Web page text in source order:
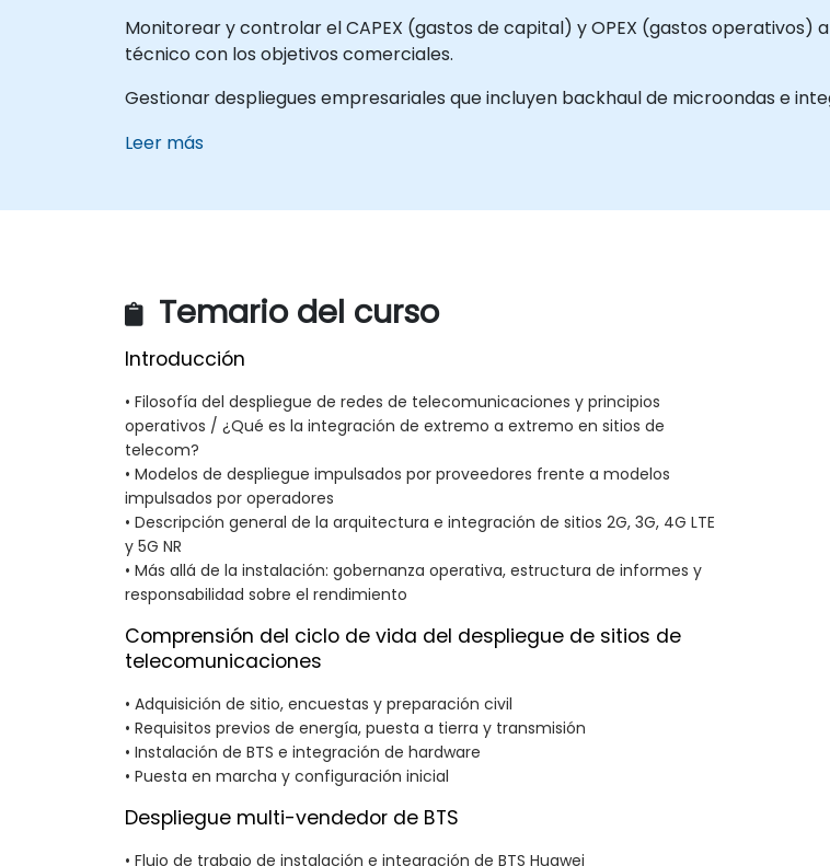
Monitorear y controlar el CAPEX (gastos de capital) y OPEX (gastos operativos)
técnico con los objetivos comerciales.
Gestionar despliegues empresariales que incluyen backhaul de microondas e
Leer más
Temario del curso
Introducción
• Filosofía del despliegue de redes de telecomunicaciones y principios
operativos / ¿Qué es la integración de extremo a extremo en sitios de
telecom?
• Modelos de despliegue impulsados por proveedores frente a modelos
impulsados por operadores
• Descripción general de la arquitectura e integración de sitios 2G, 3G, 4G LTE
y 5G NR
• Más allá de la instalación: gobernanza operativa, estructura de informes y
responsabilidad sobre el rendimiento
Comprensión del ciclo de vida del despliegue de sitios de
telecomunicaciones
• Adquisición de sitio, encuestas y preparación civil
• Requisitos previos de energía, puesta a tierra y transmisión
• Instalación de BTS e integración de hardware
• Puesta en marcha y configuración inicial
Despliegue multi-vendedor de BTS
• Flujo de trabajo de instalación e integración de BTS Huawei